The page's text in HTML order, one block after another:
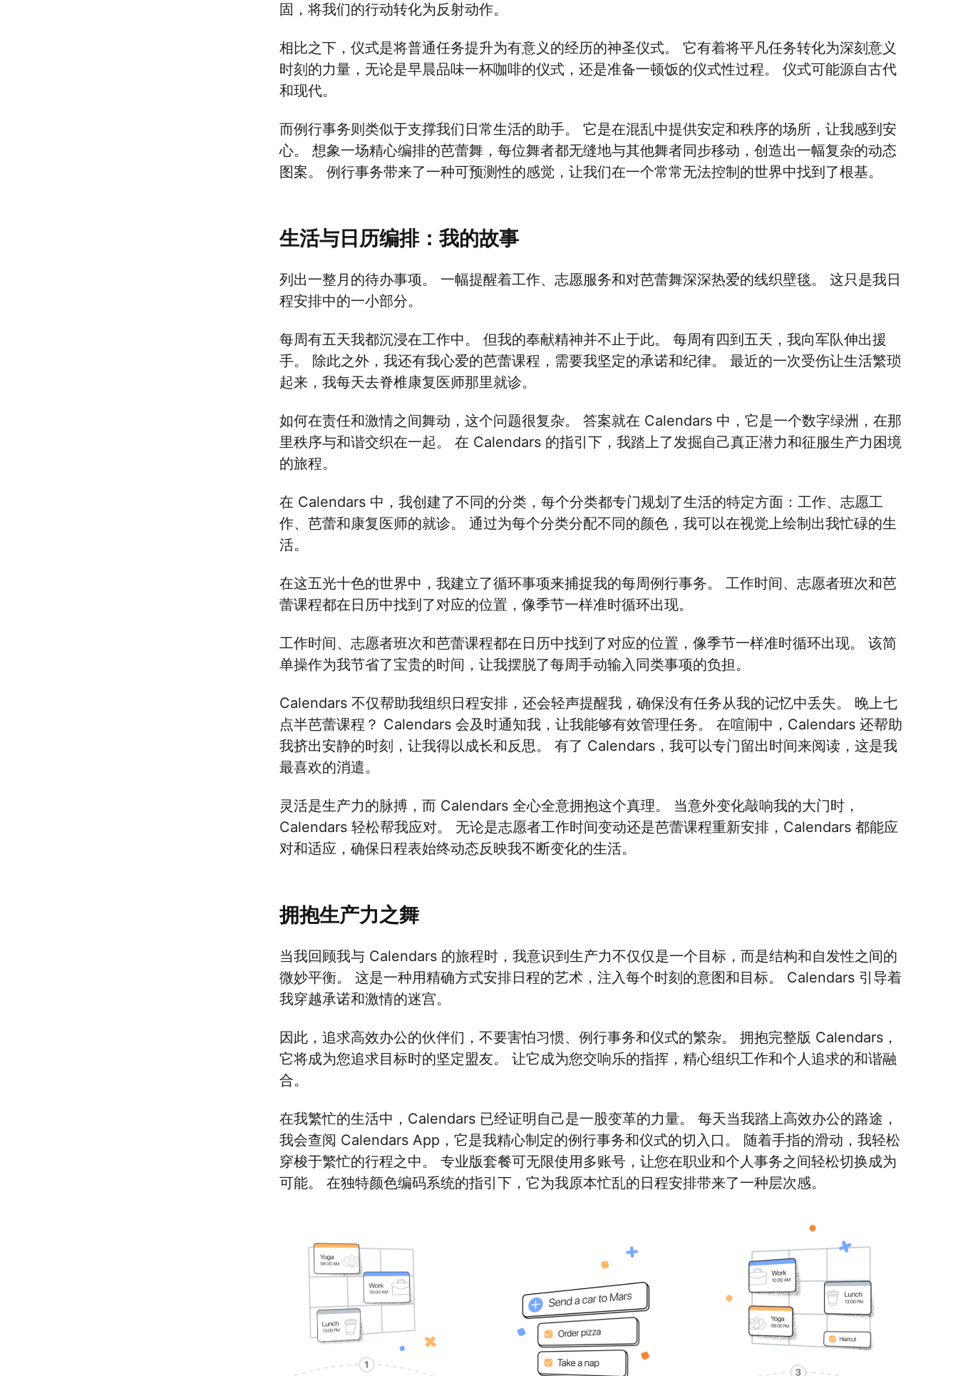
固，将我们的行动转化为反射动作。
相比之下，仪式是将普通任务提升为有意义的经历的神圣仪式。 它有着将平凡任务转化为深刻意义
时刻的力量，无论是早晨品味一杯咖啡的仪式，还是准备一顿饭的仪式性过程。 仪式可能源自古代
和现代。
而例行事务则类似于支撑我们日常生活的助手。 它是在混乱中提供安定和秩序的场所，让我感到安
心。 想象一场精心编排的芭蕾舞，每位舞者都无缝地与其他舞者同步移动，创造出一幅复杂的动态
图案。 例行事务带来了一种可预测性的感觉，让我们在一个常常无法控制的世界中找到了根基。
生活与日历编排：我的故事
列出一整月的待办事项。 一幅提醒着工作、志愿服务和对芭蕾舞深深热爱的线织壁毯。 这只是我日
程安排中的一小部分。
每周有五天我都沉浸在工作中。 但我的奉献精神并不止于此。 每周有四到五天，我向军队伸出援
手。 除此之外，我还有我心爱的芭蕾课程，需要我坚定的承诺和纪律。 最近的一次受伤让生活繁琐
起来，我每天去脊椎康复医师那里就诊。
如何在责任和激情之间舞动，这个问题很复杂。 答案就在 Calendars 中，它是一个数字绿洲，在那
里秩序与和谐交织在一起。 在 Calendars 的指引下，我踏上了发掘自己真正潜力和征服生产力困境
的旅程。
在 Calendars 中，我创建了不同的分类，每个分类都专门规划了生活的特定方面：工作、志愿工
作、芭蕾和康复医师的就诊。 通过为每个分类分配不同的颜色，我可以在视觉上绘制出我忙碌的生
活。
在这五光十色的世界中，我建立了循环事项来捕捉我的每周例行事务。 工作时间、志愿者班次和芭
蕾课程都在日历中找到了对应的位置，像季节一样准时循环出现。
工作时间、志愿者班次和芭蕾课程都在日历中找到了对应的位置，像季节一样准时循环出现。 该简
单操作为我节省了宝贵的时间，让我摆脱了每周手动输入同类事项的负担。
Calendars 不仅帮助我组织日程安排，还会轻声提醒我，确保没有任务从我的记忆中丢失。 晚上七
点半芭蕾课程？ Calendars 会及时通知我，让我能够有效管理任务。 在喧闹中，Calendars 还帮助
我挤出安静的时刻，让我得以成长和反思。 有了 Calendars，我可以专门留出时间来阅读，这是我
最喜欢的消遣。
灵活是生产力的脉搏，而 Calendars 全心全意拥抱这个真理。 当意外变化敲响我的大门时，
Calendars 轻松帮我应对。 无论是志愿者工作时间变动还是芭蕾课程重新安排，Calendars 都能应
对和适应，确保日程表始终动态反映我不断变化的生活。
拥抱生产力之舞
当我回顾我与 Calendars 的旅程时，我意识到生产力不仅仅是一个目标，而是结构和自发性之间的
微妙平衡。 这是一种用精确方式安排日程的艺术，注入每个时刻的意图和目标。 Calendars 引导着
我穿越承诺和激情的迷宫。
因此，追求高效办公的伙伴们，不要害怕习惯、例行事务和仪式的繁杂。 拥抱完整版 Calendars，
它将成为您追求目标时的坚定盟友。 让它成为您交响乐的指挥，精心组织工作和个人追求的和谐融
合。
在我繁忙的生活中，Calendars 已经证明自己是一股变革的力量。 每天当我踏上高效办公的路途，
我会查阅 Calendars App，它是我精心制定的例行事务和仪式的切入口。 随着手指的滑动，我轻松
穿梭于繁忙的行程之中。 专业版套餐可无限使用多账号，让您在职业和个人事务之间轻松切换成为
可能。 在独特颜色编码系统的指引下，它为我原本忙乱的日程安排带来了一种层次感。